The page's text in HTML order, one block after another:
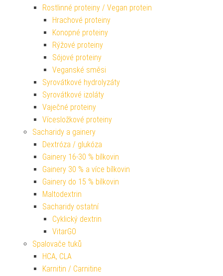
Rostlinné proteiny / Vegan protein
Hrachové proteiny
Konopné proteiny
Rýžové proteiny
Sójové proteiny
Veganské směsi
Syrovátkové hydrolyzáty
Syrovátkové izoláty
Vaječné proteiny
Vícesložkové proteiny
Sacharidy a gainery
Dextróza / glukóza
Gainery 16-30 % bílkovin
Gainery 30 % a více bílkovin
Gainery do 15 % bílkovin
Maltodextrin
Sacharidy ostatní
Cyklický dextrin
VitarGO
Spalovače tuků
HCA, CLA
Karnitin / Carnitine